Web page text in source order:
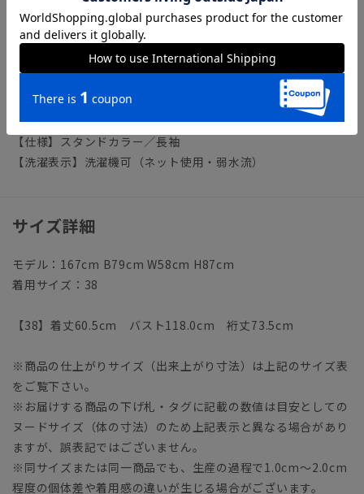
＊セット着用可（ジャケット、パンツ、スカートは別売りとな
ジャケット：AT4108J1 パンツ：AT4108P1 スカート：
AT4108S1
【仕様】スタンドカラー／長袖
【洗濯表示】洗濯機可（ネット使用・弱水流）
サイズ詳細
モデル：167cm B79cm W58cm H87cm
着用サイズ：38
【38】着丈60.5cm バスト118.0cm 裄丈73.5cm
※商品の仕上がりサイズ（出来上がり寸法）は上記のサイズ表
をご覧下さい。
※お届けする商品の下げ札・タグに記載の数値は目安としての
ヌードサイズ（体の寸法）のため上記表示と異なる場合があり
ますが、誤表記ではございません。
※同サイズまたは同一商品でも、生産の過程で1.0cm～2.0cm
程度の個体差や着用感の違いが生じる場合がございます。